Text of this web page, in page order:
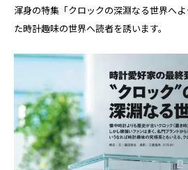
渾身の特集「クロックの深淵なる世界へ
た時計趣味の世界へ読者を誘います。